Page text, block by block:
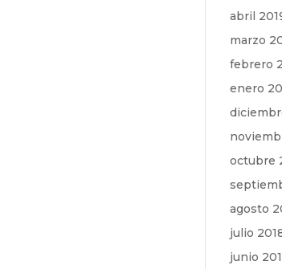
abril
marzo
febrero
enero
octubre
agosto
julio
junio